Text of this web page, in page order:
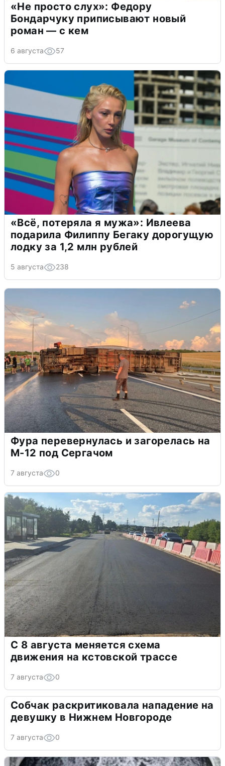
«Не просто слух»: Федору
Бондарчуку приписывают новый
роман — с кем
6 августа 57
«Всё, потеряла я мужа»: Ивлеева
подарила Филиппу Бегаку дорогущую
лодку за 1,2 млн рублей
5 августа 238
Фура перевернулась и загорелась на
М-12 под Сергачом
7 августа 0
С 8 августа меняется схема
движения на кстовской трассе
7 августа 0
Собчак раскритиковала нападение на
девушку в Нижнем Новгороде
7 августа 0